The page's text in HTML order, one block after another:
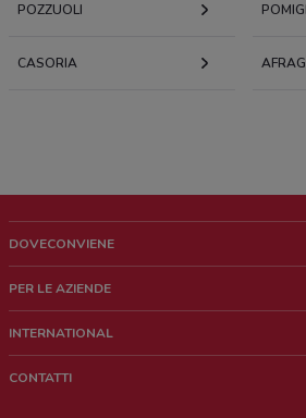
POZZUOLI
CASORIA
DOVECONVIENE
Chi siamo
Lavora con noi
PER LE AZIENDE
Richieste commerciali e marketing
INTERNATIONAL
CONTATTI